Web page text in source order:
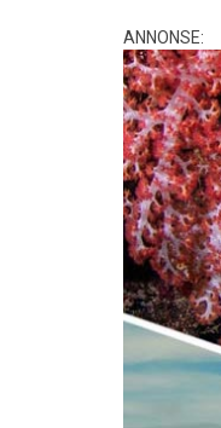
ANNONSE: